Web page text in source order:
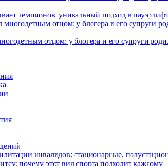
чемпионов: уникальный подход в
отцом: у блогера и его супруги
инвалидов: стационарные,
почему этот вид спорта подходит каждому